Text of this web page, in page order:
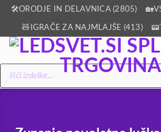
Skoči
vsebino
🛠️ORODJE IN DELAVNICA (2805)
🧸IGRAČE ZA NAJMLAJŠE (413)
Products
search